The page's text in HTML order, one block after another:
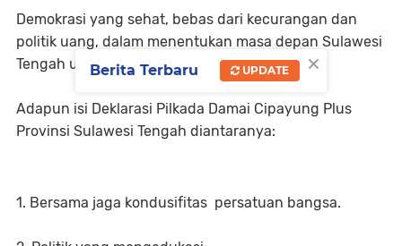
Demokrasi yang sehat, bebas dari kecurangan dan
politik uang, dalam menentukan masa depan Sulawesi
Tengah ujarnya.
Adapun isi Deklarasi Pilkada Damai Cipayung Plus
Provinsi Sulawesi Tengah diantaranya:
1. Bersama jaga kondusifitas persatuan bangsa.
×
Berita Terbaru UPDATE